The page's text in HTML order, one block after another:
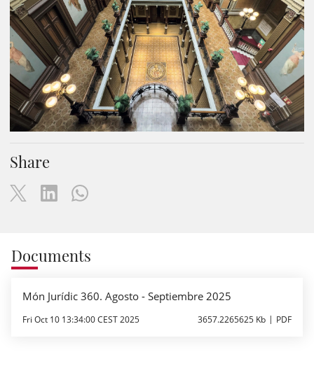
Share
Documents
Món Jurídic 360. Agosto - Septiembre 2025
Fri Oct 10 13:34:00 CEST 2025 3657.2265625 Kb PDF